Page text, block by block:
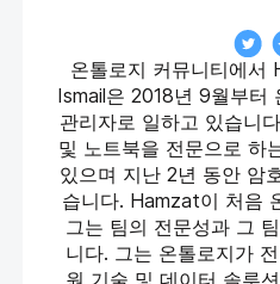
온톨로지 커뮤니티에서
Ismail은 2018년 9월부터
관리자로 일하고 있습니
및 노트북을 전문으로 하
있으며 지난 2년 동안 암
습니다. Hamzat이 처음
그는 팀의 전문성과 그
니다. 그는 온톨로지가
원 기술 및 데이터 솔루